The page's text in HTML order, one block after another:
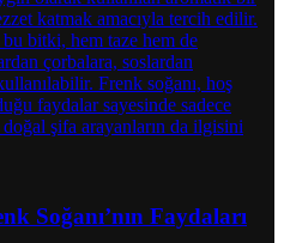
Soğanı’nın Faydaları